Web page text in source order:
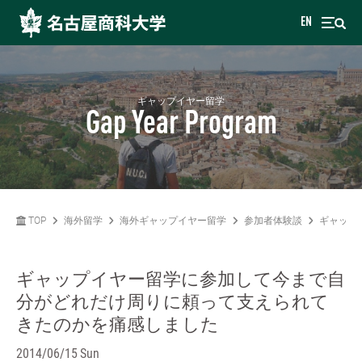
EN
ギャップイヤー留学
Gap Year Program
TOP 海外留学 海外ギャップイヤー留学 参加者体験談 ギャップ
ギャップイヤー留学に参加して今まで自
分がどれだけ周りに頼って支えられて
きたのかを痛感しました
2014/06/15 Sun